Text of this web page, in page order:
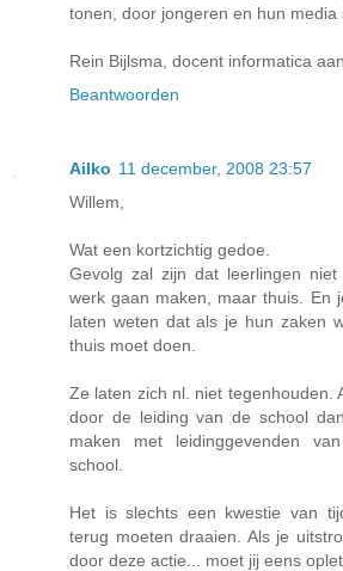
tonen, door jongeren en hun media
Rein Bijlsma, docent informatica
Beantwoorden
Ailko 11 december, 2008 23:57
Willem,
Wat een kortzichtig gedoe.
Gevolg zal zijn dat leerlingen
werk gaan maken, maar thuis. En
laten weten dat als je hun zaken
thuis moet doen.
Ze laten zich nl. niet tegenhouden.
door de leiding van de school
maken met leidinggevenden
school.
Het is slechts een kwestie van
terug moeten draaien. Als je
door deze actie... moet jij eens